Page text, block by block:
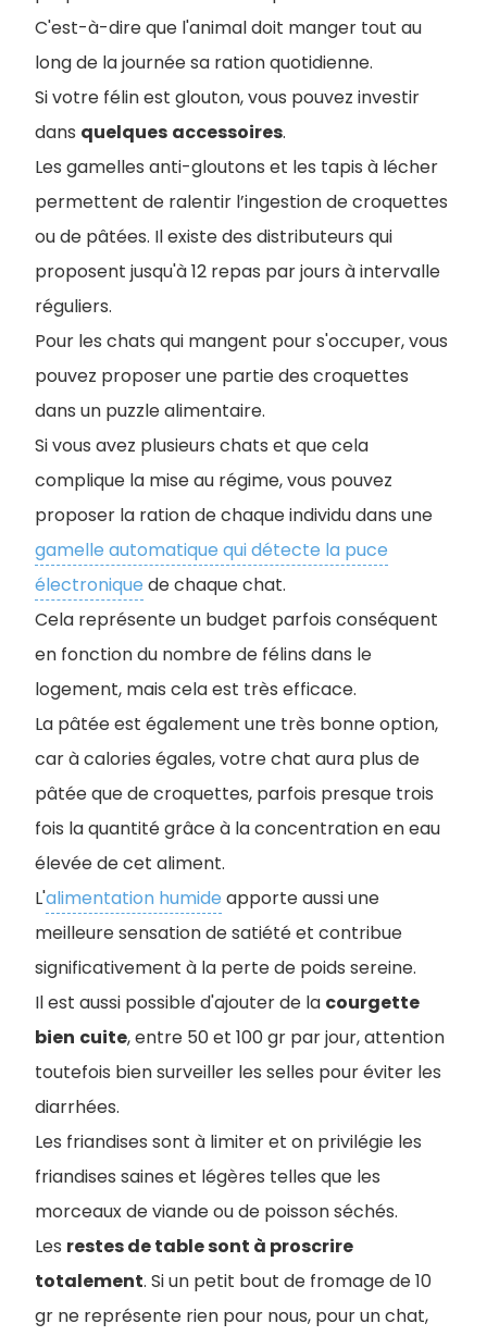
C'est-à-dire que l'animal doit manger tout au
long de la journée sa ration quotidienne.
Si votre félin est glouton, vous pouvez investir
dans quelques accessoires.
Les gamelles anti-gloutons et les tapis à lécher
permettent de ralentir l’ingestion de croquettes
ou de pâtées. Il existe des distributeurs qui
proposent jusqu'à 12 repas par jours à intervalle
réguliers.
Pour les chats qui mangent pour s'occuper, vous
pouvez proposer une partie des croquettes
dans un puzzle alimentaire.
Si vous avez plusieurs chats et que cela
complique la mise au régime, vous pouvez
proposer la ration de chaque individu dans une
gamelle automatique qui détecte la puce
électronique de chaque chat.
Cela représente un budget parfois conséquent
en fonction du nombre de félins dans le
logement, mais cela est très efficace.
La pâtée est également une très bonne option,
car à calories égales, votre chat aura plus de
pâtée que de croquettes, parfois presque trois
fois la quantité grâce à la concentration en eau
élevée de cet aliment.
L'alimentation humide apporte aussi une
meilleure sensation de satiété et contribue
significativement à la perte de poids sereine.
Il est aussi possible d'ajouter de la courgette
bien cuite, entre 50 et 100 gr par jour, attention
toutefois bien surveiller les selles pour éviter les
diarrhées.
Les friandises sont à limiter et on privilégie les
friandises saines et légères telles que les
morceaux de viande ou de poisson séchés.
Les restes de table sont à proscrire
totalement. Si un petit bout de fromage de 10
gr ne représente rien pour nous, pour un chat,